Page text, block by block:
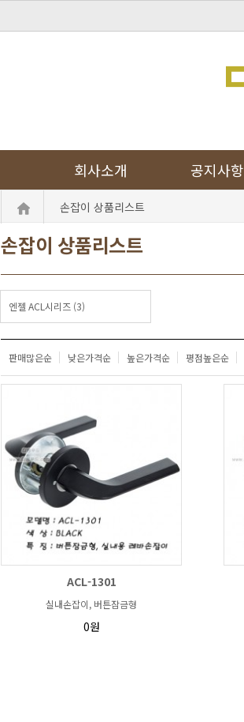
공지사항
회사소개
손잡이 상품리스트
손잡이 상품리스트
엔젤 ACL시리즈 (3)
판매많은순 낮은가격순 높은가격순 평점높은순
ACL-1301
실내손잡이, 버튼잠금형
0원